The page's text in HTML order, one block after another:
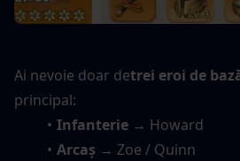
Ai nevoie doar detrei eroi de
principal:
Infanterie → Howard
Arcaș → Zoe / Quinn